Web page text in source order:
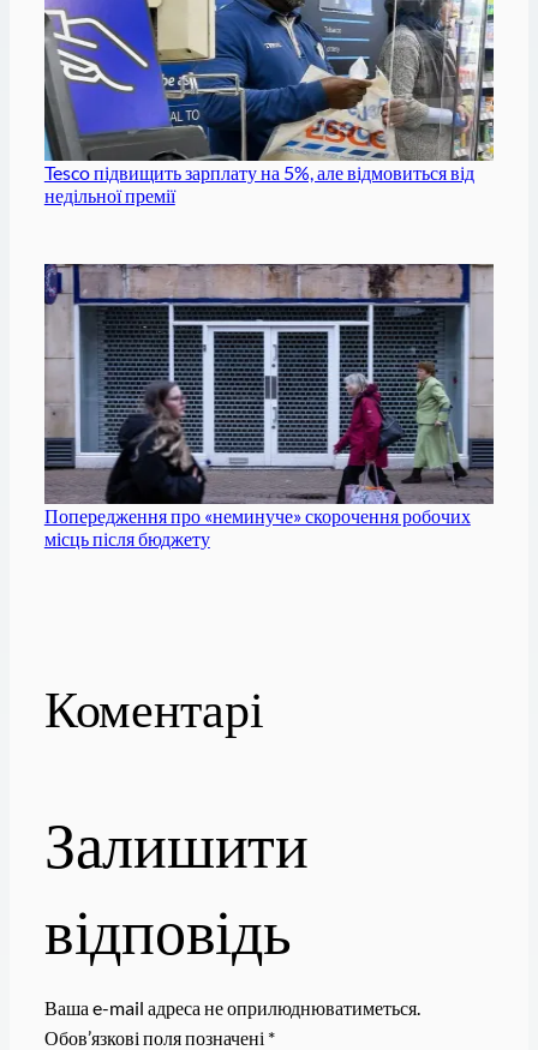
Tesco підвищить зарплату на 5%, але відмовиться від
недільної премії
Попередження про «неминуче» скорочення робочих
місць після бюджету
Коментарі
Залишити
відповідь
Ваша e-mail адреса не оприлюднюватиметься.
Обов’язкові поля позначені *